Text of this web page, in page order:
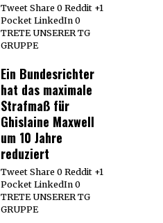
Tweet Share 0 Reddit +1
Pocket LinkedIn 0
TRETE UNSERER TG
GRUPPE
Ein Bundesrichter
hat das maximale
Strafmaß für
Ghislaine Maxwell
um 10 Jahre
reduziert
Tweet Share 0 Reddit +1
Pocket LinkedIn 0
TRETE UNSERER TG
GRUPPE